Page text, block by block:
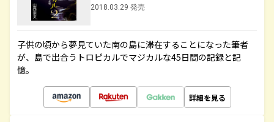
2018.03.29 発売
子供の頃から夢見ていた南の島に滞在することになった筆者
が、島で出合うトロピカルでマジカルな45日間の記録と記
憶。
詳細を見る